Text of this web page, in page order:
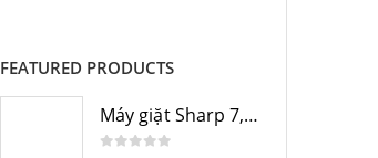
FEATURED PRODUCTS
Máy giặt Sharp 7,8Kg